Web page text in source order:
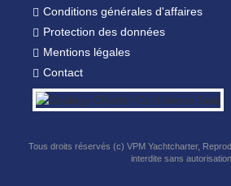
Conditions générales d'affaires
Protection des données
Mentions légales
Contact
Tous droits réservés (c) VPM Yachtcharter,
interdite sans autorisation.